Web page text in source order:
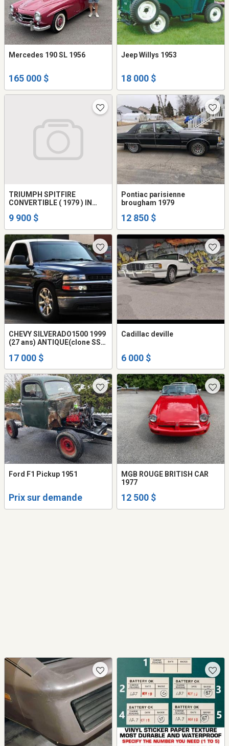
Mercedes 190 SL 1956
165 000 $
Jeep Willys 1953
18 000 $
TRIUMPH SPITFIRE
CONVERTIBLE ( 1979 ) IN
9 900 $
Pontiac parisienne
brougham 1979
12 850 $
CHEVY SILVERADO1500 1999
(27 ans) ANTIQUE(clone SS)
TRES RARE 2X4 V-8 4.8L A/C
défec ,Automatique disc
17 000 $
Cadillac deville
6 000 $
Ford F1 Pickup 1951
Prix sur demande
MGB ROUGE BRITISH CAR
1977
12 500 $